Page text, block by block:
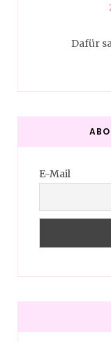
Dafür
E-Mail